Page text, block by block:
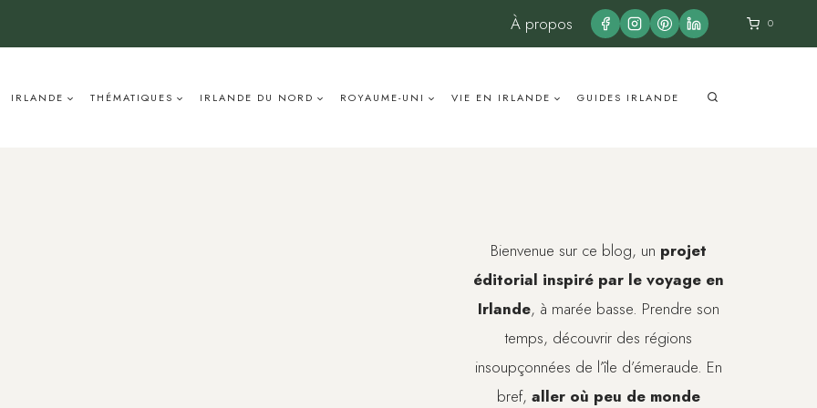
À propos 0
IRLANDE THÉMATIQUES IRLANDE DU NORD ROYAUME-UNI VIE EN IRLANDE GUIDES IRLANDE
Bienvenue sur ce blog, un projet
éditorial inspiré par le voyage en
Irlande, à marée basse. Prendre son
temps, découvrir des régions
insoupçonnées de l’île d’émeraude. En
bref, aller où peu de monde